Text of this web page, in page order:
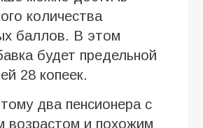
количества
баллов. В этом
будет предельной
28 копеек.
два пенсионера с
возрастом и похожим